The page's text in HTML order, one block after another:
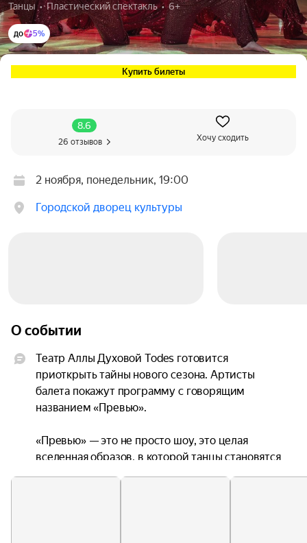
Танцы  •  Пластический спектакль  •  6+
до 5%
Купить билеты
8.6
26 отзывов Хочу сходить
2 ноября, понедельник, 19:00
Городской дворец культуры
О событии
Театр Аллы Духовой Todes готовится
приоткрыть тайны нового сезона. Артисты
балета покажут программу с говорящим
названием «Превью».
«Превью» — это не просто шоу, это целая
вселенная образов, в которой танцы становятся
историями, а артисты — рассказчиками. Здесь